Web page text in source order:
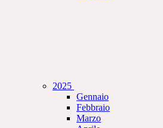
2025
Gennaio
Febbraio
Marzo